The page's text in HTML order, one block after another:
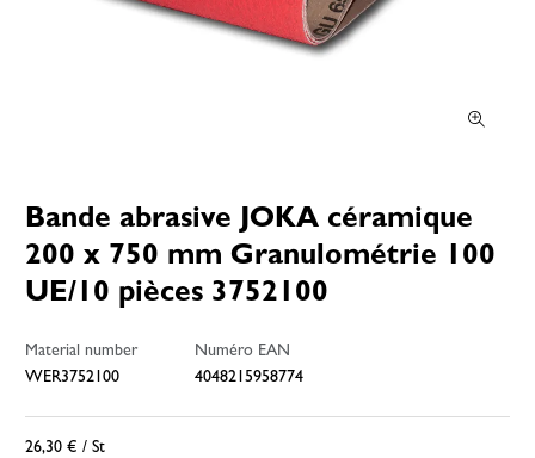
Bande abrasive JOKA céramique
200 x 750 mm Granulométrie 100
UE/10 pièces 3752100
Material number
WER3752100
Numéro EAN
4048215958774
26,30 € / St